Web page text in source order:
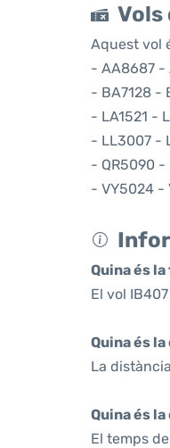
Vols
Aquest vol
- AA8687 -
- BA7128 -
- LA1521 -
- LL3007 -
- QR5090 -
- VY5024 -
Quina és
El vol
Quina és
La
Quina és
El temps